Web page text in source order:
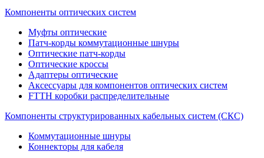
Компоненты оптических систем
Муфты оптические
Патч-корды коммутационные шнуры
Оптические патч-корды
Оптические кроссы
Адаптеры оптические
Аксессуары для компонентов оптических систем
FTTH коробки распределительные
Компоненты структурированных кабельных систем (СКС)
Коммутационные шнуры
Коннекторы для кабеля